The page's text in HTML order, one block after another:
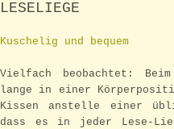
LESELIEGE
Kuschelig und bequem
Vielfach beobachtet:
lange in einer
Kissen anstelle einer
dass es in jeder Lese-